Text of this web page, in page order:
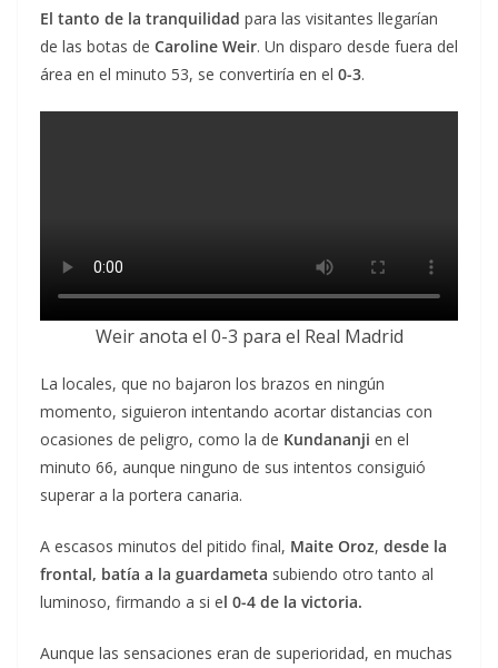
El tanto de la tranquilidad para las visitantes llegarían
de las botas de Caroline Weir. Un disparo desde fuera del
área en el minuto 53, se convertiría en el 0-3.
Weir anota el 0-3 para el Real Madrid
La locales, que no bajaron los brazos en ningún
momento, siguieron intentando acortar distancias con
ocasiones de peligro, como la de Kundananji en el
minuto 66, aunque ninguno de sus intentos consiguió
superar a la portera canaria.
A escasos minutos del pitido final, Maite Oroz, desde la
frontal, batía a la guardameta subiendo otro tanto al
luminoso, firmando a si el 0-4 de la victoria.
Aunque las sensaciones eran de superioridad, en muchas